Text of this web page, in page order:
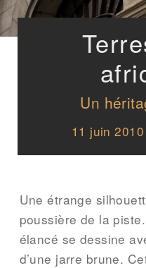
Un
11 juin 2010
Une étrange
poussière de la
élancé se dessine
d’une jarre brune.